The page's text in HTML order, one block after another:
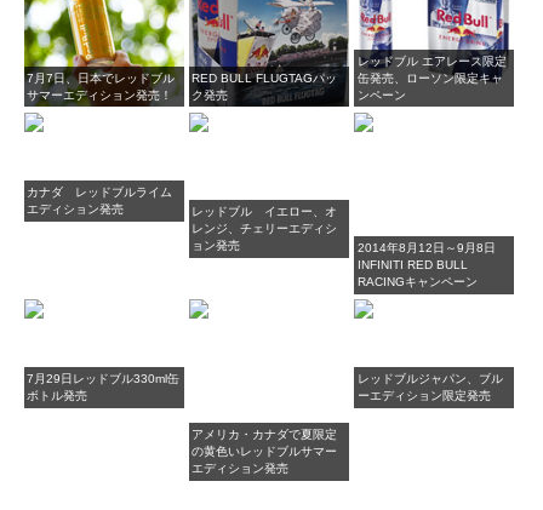
7月7日、日本でレッドブル
サマーエディション発売！
RED BULL FLUGTAGパッ
ク発売
レッドブル エアレース限定
缶発売、ローソン限定キャ
ンペーン
カナダ レッドブルライム
エディション発売
レッドブル イエロー、オ
レンジ、チェリーエディシ
ョン発売
2014年8月12日～9月8日
INFINITI RED BULL
RACINGキャンペーン
7月29日レッドブル330ml缶
ボトル発売
アメリカ・カナダで夏限定
の黄色いレッドブルサマー
エディション発売
レッドブルジャパン、ブル
ーエディション限定発売